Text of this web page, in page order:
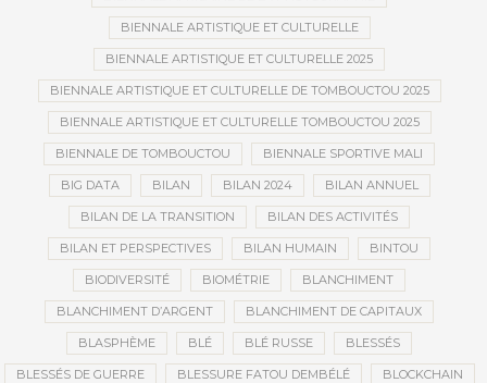
BIENNALE ARTISTIQUE ET CULTURELLE
BIENNALE ARTISTIQUE ET CULTURELLE 2025
BIENNALE ARTISTIQUE ET CULTURELLE DE TOMBOUCTOU 2025
BIENNALE ARTISTIQUE ET CULTURELLE TOMBOUCTOU 2025
BIENNALE DE TOMBOUCTOU BIENNALE SPORTIVE MALI
BIG DATA BILAN BILAN 2024 BILAN ANNUEL
BILAN DE LA TRANSITION BILAN DES ACTIVITÉS
BILAN ET PERSPECTIVES BILAN HUMAIN BINTOU
BIODIVERSITÉ BIOMÉTRIE BLANCHIMENT
BLANCHIMENT D’ARGENT BLANCHIMENT DE CAPITAUX
BLASPHÈME BLÉ BLÉ RUSSE BLESSÉS
BLESSÉS DE GUERRE BLESSURE FATOU DEMBÉLÉ BLOCKCHAIN